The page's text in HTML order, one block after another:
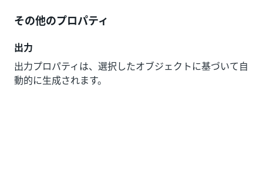
その他のプロパティ
出力
出力プロパティは、選択したオブジェクトに基づいて自
動的に生成されます。